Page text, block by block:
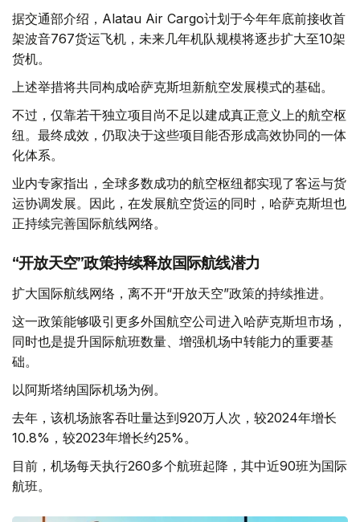
据交通部介绍，Alatau Air Cargo计划于今年年底前接收首
架波音767货运飞机，未来几年机队规模将逐步扩大至10架
货机。
上述举措将共同构成哈萨克斯坦新航空发展模式的基础。
不过，仅靠若干独立项目尚不足以建成真正意义上的航空枢
纽。最终成效，仍取决于这些项目能否形成高效协同的一体
化体系。
业内专家指出，全球多数成功的航空枢纽都实现了客运与货
运协调发展。因此，在发展航空货运的同时，哈萨克斯坦也
正持续完善国际航线网络。
“开放天空”政策持续释放国际航线潜力
扩大国际航线网络，离不开“开放天空”政策的持续推进。
这一政策能够吸引更多外国航空公司进入哈萨克斯坦市场，
同时也是提升国际航班数量、增强机场中转能力的重要基
础。
以阿斯塔纳国际机场为例。
去年，该机场旅客吞吐量达到920万人次，较2024年增长
10.8%，较2023年增长约25%。
目前，机场每天执行260多个航班起降，其中近90班为国际
航班。